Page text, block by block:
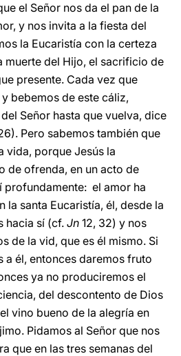
el Señor nos da el pan de la
y nos invita a la fiesta del
la Eucaristía con la certeza
muerte del Hijo, el sacrificio de
presente. Cada vez que
bebemos de este cáliz,
Señor hasta que vuelva, dice
Pero sabemos también que
vida, porque Jesús la
de ofrenda, en un acto de
profundamente: el amor ha
la santa Eucaristía, él, desde la
hacia sí (cf. Jn 12, 32) y nos
de la vid, que es él mismo. Si
a él, entonces daremos fruto
ya no produciremos el
del descontento de Dios
vino bueno de la alegría en
Pidamos al Señor que nos
que en las tres semanas del